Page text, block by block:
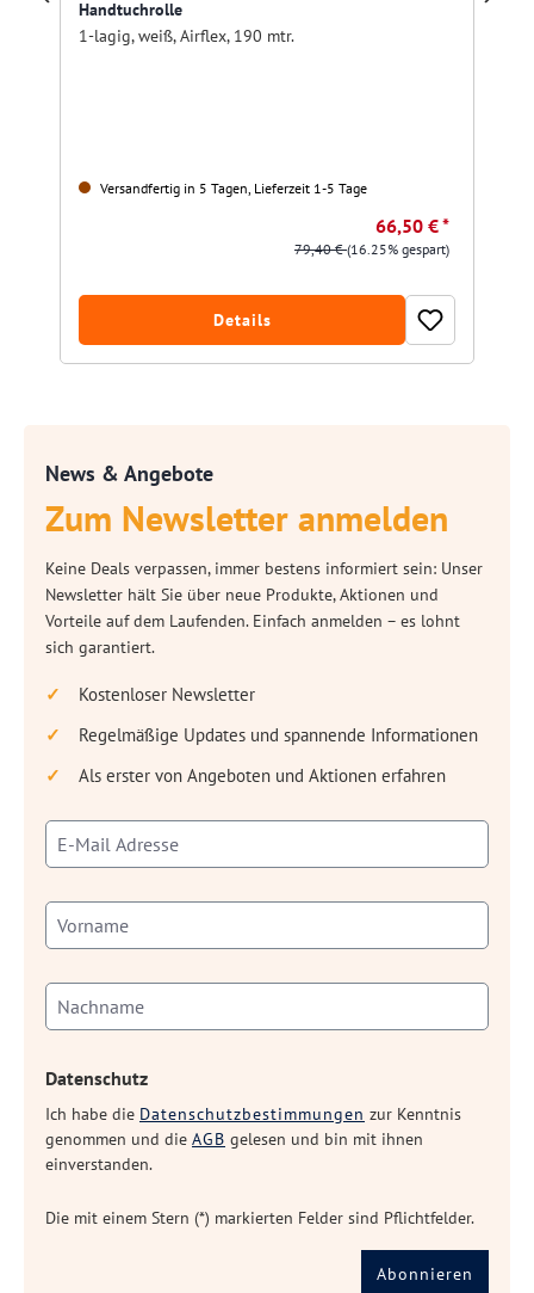
Handtuchrolle
1-lagig, weiß, Airflex, 190 mtr.
Versandfertig in 5 Tagen, Lieferzeit 1-5 Tage
66,50 € *
79,40 €(16.25% gespart)
Details
News & Angebote
Zum Newsletter anmelden
Keine Deals verpassen, immer bestens informiert sein: Unser
Newsletter hält Sie über neue Produkte, Aktionen und
Vorteile auf dem Laufenden. Einfach anmelden – es lohnt
sich garantiert.
Kostenloser Newsletter
Regelmäßige Updates und spannende Informationen
Als erster von Angeboten und Aktionen erfahren
Datenschutz
Ich habe die Datenschutzbestimmungen zur Kenntnis
genommen und die AGB gelesen und bin mit ihnen
einverstanden.
Die mit einem Stern (*) markierten Felder sind Pflichtfelder.
Abonnieren